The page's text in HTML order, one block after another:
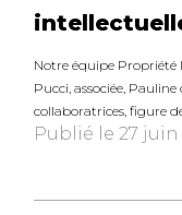
Notre équipe Propriété
Pucci, associée,
collaboratrices, figure
Publié le 27 juin